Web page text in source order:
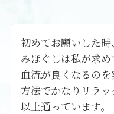
初めてお願いした
みほぐしは私が求め
血流が良くなるの
方法でかなりリラ
以上通っています。